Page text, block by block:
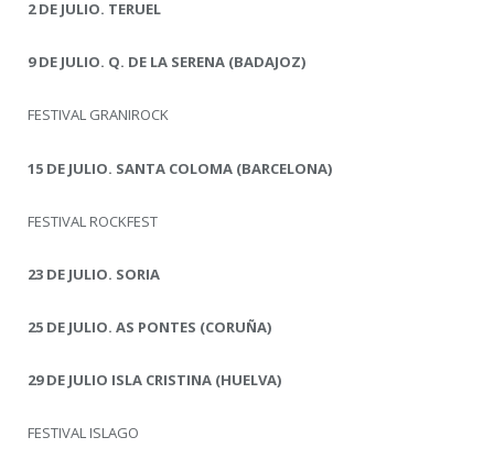
2 DE JULIO. TERUEL
9 DE JULIO. Q. DE LA SERENA (BADAJOZ)
FESTIVAL GRANIROCK
15 DE JULIO. SANTA COLOMA (BARCELONA)
FESTIVAL ROCKFEST
23 DE JULIO. SORIA
25 DE JULIO. AS PONTES (CORUÑA)
29 DE JULIO ISLA CRISTINA (HUELVA)
FESTIVAL ISLAGO